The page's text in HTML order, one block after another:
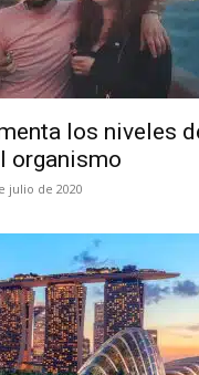
a nuestro boletín diario
las noticias del vapeo
de daños en tu correo
to our daily clipping and
the news of vaping and
harm reduction in your
los niveles
organismo
julio de 2020